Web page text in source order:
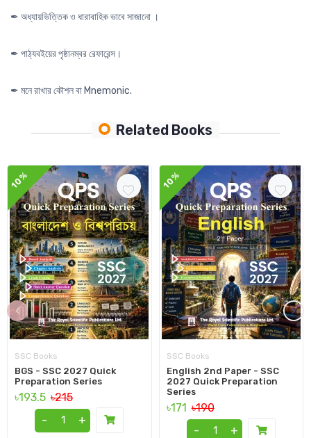
✒ অধ্যায়ভিত্তিক ও ধারাবাহিক ভাবে সাজানো ।
✒ পাঠ্যবইয়ের পৃষ্ঠানম্বর রেফারেন্স।
✒ মনে রাখার কৌশল বা Mnemonic.
Related Books
10%
SSC Books
BGS - SSC 2027 Quick
Preparation Series
৳193.5 ৳215
-
+
10%
SSC Books
English 2nd Paper - SSC
2027 Quick Preparation
Series
৳171 ৳190
-
+
‹ ›